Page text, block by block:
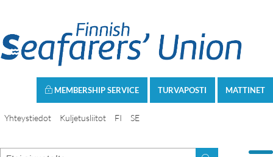
MATTINET
TURVAPOSTI
MEMBERSHIP SERVICE
Yhteystiedot Kuljetusliitot FI SE